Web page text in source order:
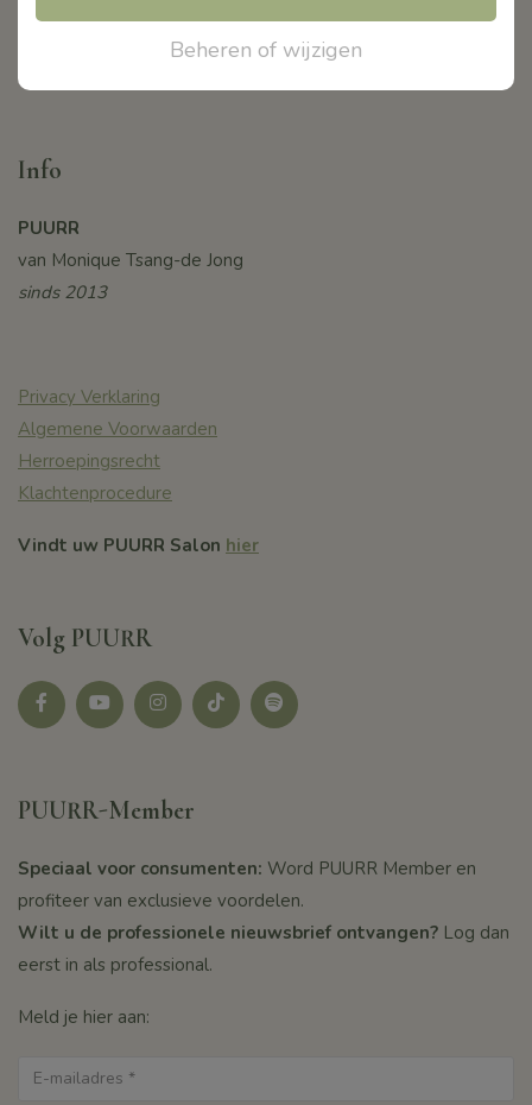
Ideal betalingen
Info
PUURR
van Monique Tsang-de Jong
sinds 2013
Privacy Verklaring
Algemene Voorwaarden
Herroepingsrecht
Klachtenprocedure
Vindt uw PUURR Salon hier
Volg PUURR
Facebook youtubeinstagramtikotk Spotify
PUURR-Member
Speciaal voor consumenten: Word PUURR Member en
profiteer van exclusieve voordelen.
Wilt u de professionele nieuwsbrief ontvangen? Log dan
eerst in als professional.
Meld je hier aan:
Beheren of wijzigen